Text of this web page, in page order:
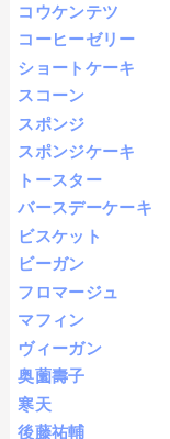
コウケンテツ
コーヒーゼリー
ショートケーキ
スコーン
スポンジ
スポンジケーキ
トースター
バースデーケーキ
ビスケット
ビーガン
フロマージュ
マフィン
ヴィーガン
奥薗壽子
寒天
後藤祐輔